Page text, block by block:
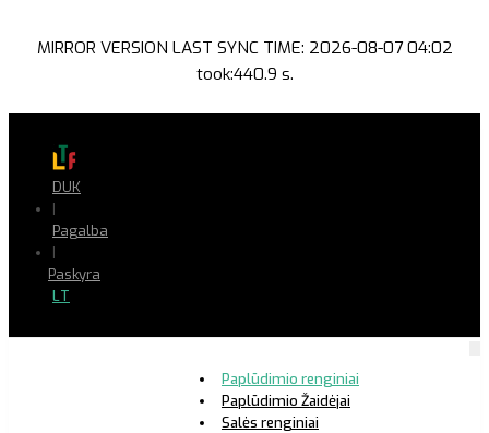
MIRROR VERSION LAST SYNC TIME: 2026-08-07 04:02
took:440.9 s.
DUK
|
Pagalba
|
Paskyra
LT
Paplūdimio renginiai
Paplūdimio Žaidėjai
Salės renginiai